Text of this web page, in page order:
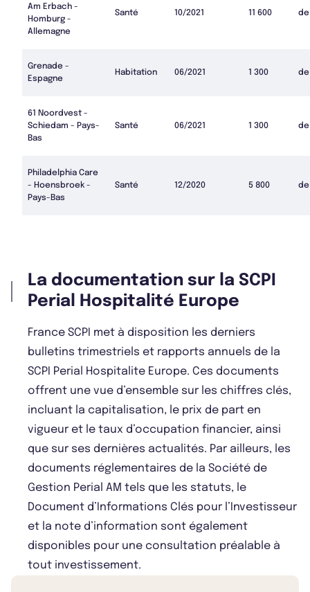
Am Erbach -
Homburg -
Allemagne
Santé 10/2021 11 600 de
Grenade -
Espagne
Habitation 06/2021 1 300 de
61 Noordvest -
Schiedam - Pays-
Bas
Santé 06/2021 1 300 de
Philadelphia Care
- Hoensbroek -
Pays-Bas
Santé 12/2020 5 800 de
La documentation sur la SCPI
Perial Hospitalité Europe
France SCPI met à disposition les derniers
bulletins trimestriels et rapports annuels de la
SCPI Perial Hospitalite Europe. Ces documents
offrent une vue d’ensemble sur les chiffres clés,
incluant la capitalisation, le prix de part en
vigueur et le taux d’occupation financier, ainsi
que sur ses dernières actualités. Par ailleurs, les
documents réglementaires de la Société de
Gestion Perial AM tels que les statuts, le
Document d’Informations Clés pour l’Investisseur
et la note d’information sont également
disponibles pour une consultation préalable à
tout investissement.